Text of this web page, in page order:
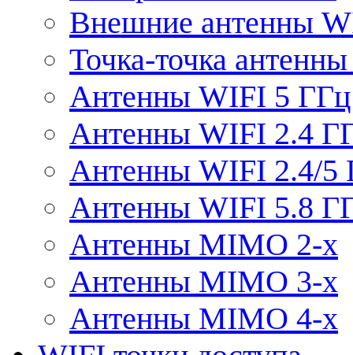
Внешние антенны
Точка-точка
Антенны WIFI 5 ГГц
Антенны WIFI 2.4
Антенны WIFI 2.4/5
Антенны WIFI 5.8
Антенны MIMO 2-x
Антенны MIMO 3-x
Антенны MIMO 4-x